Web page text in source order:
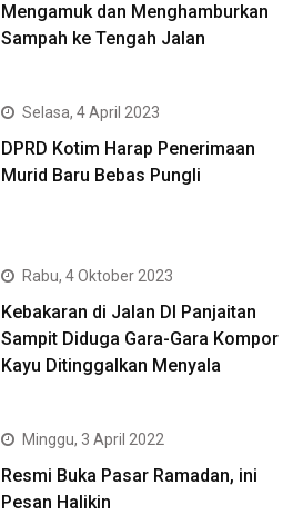
Mengamuk dan Menghamburkan
Sampah ke Tengah Jalan
Selasa, 4 April 2023
DPRD Kotim Harap Penerimaan
Murid Baru Bebas Pungli
Rabu, 4 Oktober 2023
Kebakaran di Jalan DI Panjaitan
Sampit Diduga Gara-Gara Kompor
Kayu Ditinggalkan Menyala
Minggu, 3 April 2022
Resmi Buka Pasar Ramadan, ini
Pesan Halikin